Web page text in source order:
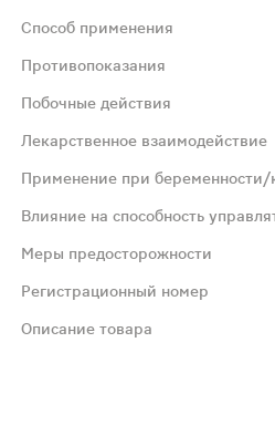
отличие от
и заболеваемости
подбора дозы
Способ применения
Противопоказания
Побочные действия
Лекарственное взаимодействие
Применение при
Влияние на способность
Меры предосторожности
Регистрационный номер
Описание товара